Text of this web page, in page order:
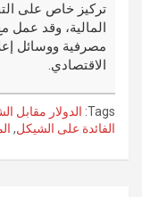
تركيز خاص على
المالية، وقد
مصرفية ووسائل
الاقتصادي.
Tags: الدولار مقابل
الفائدة على الشيكل,